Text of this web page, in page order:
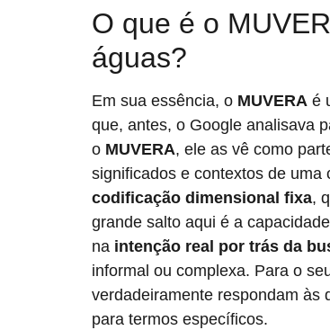
O que é o
águas?
Em sua essência, o MUVERA é
que, antes, o Google analisava
o MUVERA, ele as vê como
significados e contextos de
codificação dimensional fixa,
grande salto aqui é a
na intenção real por trás da
informal ou complexa. Para o
verdadeiramente respondam às
para termos específicos.